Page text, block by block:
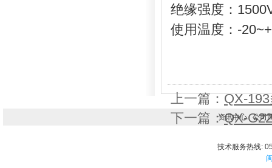
绝缘强度：
使用温度：-
上一篇：QX-
下一篇：QX-
资讯中心 公司
技术服务热线: